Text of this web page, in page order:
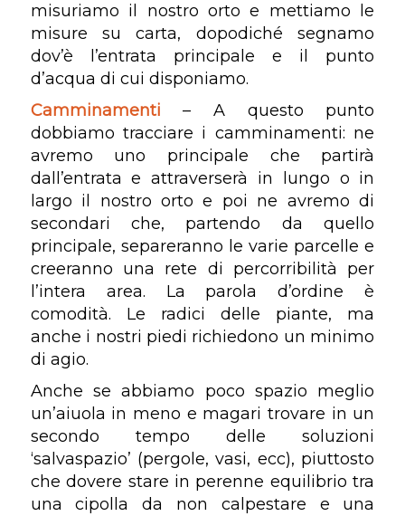
misuriamo il nostro orto e mettiamo le
misure su carta, dopodiché segnamo
dov’è l’entrata principale e il punto
d’acqua di cui disponiamo.
Camminamenti – A questo punto
dobbiamo tracciare i camminamenti: ne
avremo uno principale che partirà
dall’entrata e attraverserà in lungo o in
largo il nostro orto e poi ne avremo di
secondari che, partendo da quello
principale, separeranno le varie parcelle e
creeranno una rete di percorribilità per
l’intera area. La parola d’ordine è
comodità. Le radici delle piante, ma
anche i nostri piedi richiedono un minimo
di agio.
Anche se abbiamo poco spazio meglio
un’aiuola in meno e magari trovare in un
secondo tempo delle soluzioni
‘salvaspazio’ (pergole, vasi, ecc), piuttosto
che dovere stare in perenne equilibrio tra
una cipolla da non calpestare e una